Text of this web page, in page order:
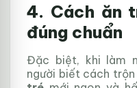
4. Cách ăn
đúng chuẩn
Đặc biệt, khi làm
người biết cách